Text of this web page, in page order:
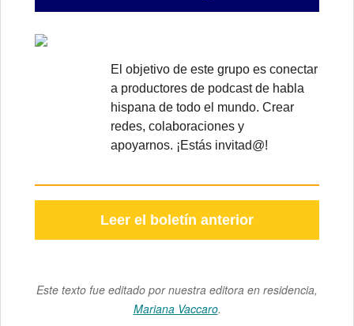
El objetivo de este grupo es conectar
a productores de podcast de habla
hispana de todo el mundo. Crear
redes, colaboraciones y
apoyarnos. ¡Estás invitad@!
Leer el boletín anterior
Este texto fue editado por nuestra editora en residencia,
Mariana Vaccaro.